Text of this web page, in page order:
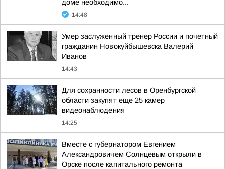
доме необходимо...
14:48
Умер заслуженный тренер России и почетный
гражданин Новокуйбышевска Валерий
Иванов
14:43
Для сохранности лесов в Оренбургской
области закупят еще 25 камер
видеонаблюдения
14:25
Вместе с губернатором Евгением
Александровичем Солнцевым открыли в
Орске после капитального ремонта